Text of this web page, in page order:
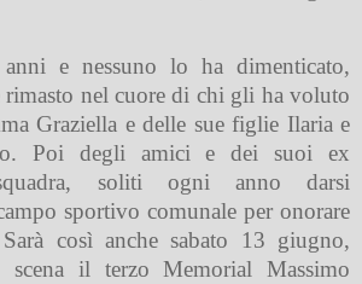
e nessuno lo ha dimenticato,
rimasto nel cuore di chi gli ha voluto
Graziella e delle sue figlie Ilaria e
Poi degli amici e dei suoi ex
soliti ogni anno darsi
sportivo comunale per onorare
così anche sabato 13 giugno,
scena il terzo Memorial Massimo